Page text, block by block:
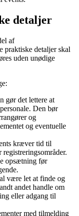
detaljer
af
praktiske detaljer skal
uden unødige
gør det lettere at
Den bør
og
og eventuelle
kræver tid til
opsætning før
være let at finde og
andet handle om
eller adgang til
med tilmelding